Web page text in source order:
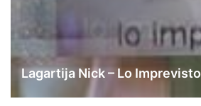
Lagartija Nick – Lo Imprevisto